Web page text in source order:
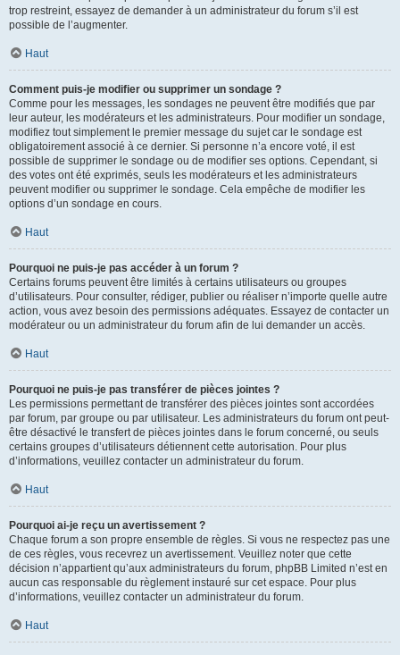
trop restreint, essayez de demander à un administrateur du forum s’il est
possible de l’augmenter.
Haut
Comment puis-je modifier ou supprimer un sondage ?
Comme pour les messages, les sondages ne peuvent être modifiés que par
leur auteur, les modérateurs et les administrateurs. Pour modifier un sondage,
modifiez tout simplement le premier message du sujet car le sondage est
obligatoirement associé à ce dernier. Si personne n’a encore voté, il est
possible de supprimer le sondage ou de modifier ses options. Cependant, si
des votes ont été exprimés, seuls les modérateurs et les administrateurs
peuvent modifier ou supprimer le sondage. Cela empêche de modifier les
options d’un sondage en cours.
Haut
Pourquoi ne puis-je pas accéder à un forum ?
Certains forums peuvent être limités à certains utilisateurs ou groupes
d’utilisateurs. Pour consulter, rédiger, publier ou réaliser n’importe quelle autre
action, vous avez besoin des permissions adéquates. Essayez de contacter un
modérateur ou un administrateur du forum afin de lui demander un accès.
Haut
Pourquoi ne puis-je pas transférer de pièces jointes ?
Les permissions permettant de transférer des pièces jointes sont accordées
par forum, par groupe ou par utilisateur. Les administrateurs du forum ont peut-
être désactivé le transfert de pièces jointes dans le forum concerné, ou seuls
certains groupes d’utilisateurs détiennent cette autorisation. Pour plus
d’informations, veuillez contacter un administrateur du forum.
Haut
Pourquoi ai-je reçu un avertissement ?
Chaque forum a son propre ensemble de règles. Si vous ne respectez pas une
de ces règles, vous recevrez un avertissement. Veuillez noter que cette
décision n’appartient qu’aux administrateurs du forum, phpBB Limited n’est en
aucun cas responsable du règlement instauré sur cet espace. Pour plus
d’informations, veuillez contacter un administrateur du forum.
Haut